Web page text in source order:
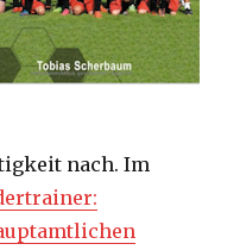
nach. Im